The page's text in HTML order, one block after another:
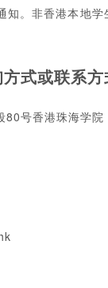
知。非香港本地
式或联系
80号香港珠海学院